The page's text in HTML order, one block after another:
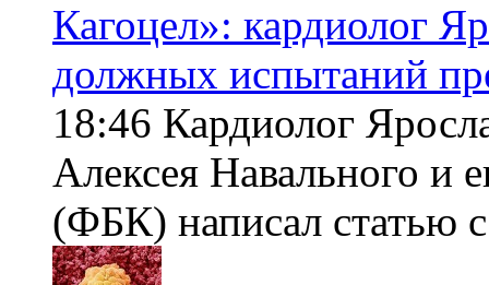
Кагоцел»: кардиолог
должных испытаний
18:46 Кардиолог
Алексея Навального и
(ФБК) написал статью